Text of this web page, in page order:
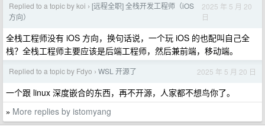
Replied to a topic by koi › [远程全职] 全栈开发工程师（iOS
方向）
2025 年 5 月 20
日
全栈工程师没有 iOS 方向，换句话说，一个玩 iOS 的也配叫自己全
栈？全栈工程师主要应该是后端工程师，然后兼前端，移动端。
Replied to a topic by Fdyo › WSL 开源了 2025 年 5 月 20 日
一个跟 linux 深度嵌合的东西，再不开源，人家都不想鸟你了。
» More replies by istomyang